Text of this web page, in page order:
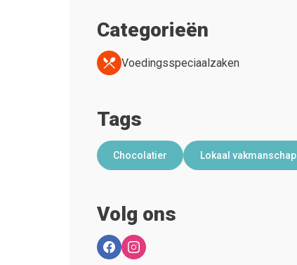
Categorieën
Voedingsspeciaalzaken
Tags
Chocolatier Lokaal vakmanschap
Volg ons